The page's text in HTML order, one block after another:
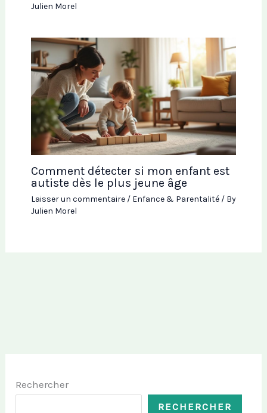
Julien Morel
Comment détecter si mon enfant est
autiste dès le plus jeune âge
Laisser un commentaire / Enfance & Parentalité/ By
Julien Morel
Rechercher
RECHERCHER